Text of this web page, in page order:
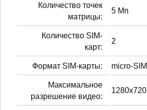
Количество точек
матрицы:
5 Мп
Количество SIM-
карт:
2
Формат SIM-карты: micro-SIM
Максимальное
разрешение видео:
1280x720